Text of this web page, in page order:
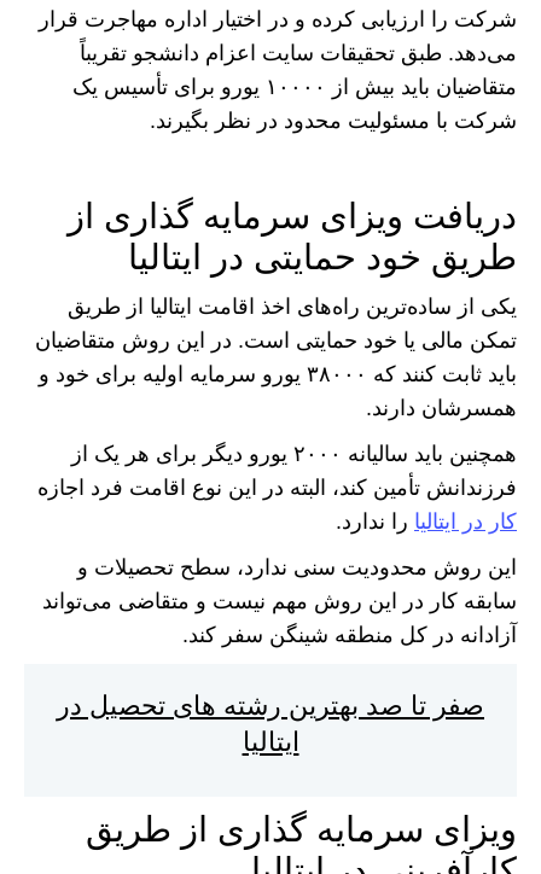
شرکت را ارزیابی کرده و در اختیار اداره مهاجرت قرار
می‌دهد. طبق تحقیقات سایت اعزام دانشجو تقریباً
متقاضیان باید بیش از ۱۰۰۰۰ یورو برای تأسیس یک
شرکت با مسئولیت محدود در نظر بگیرند.
دریافت ویزای سرمایه گذاری از
طریق خود حمایتی در ایتالیا
یکی از ساده‌ترین راه‌های اخذ اقامت ایتالیا از طریق
تمکن مالی یا خود حمایتی است. در این روش متقاضیان
باید ثابت کنند که ۳۸۰۰۰ یورو سرمایه اولیه برای خود و
همسرشان دارند.
همچنین باید سالیانه ۲۰۰۰ یورو دیگر برای هر یک از
فرزندانش تأمین کند، البته در این نوع اقامت فرد اجازه
کار در ایتالیا را ندارد.
این روش محدودیت سنی ندارد، سطح تحصیلات و
سابقه کار در این روش مهم نیست و متقاضی می‌تواند
آزادانه در کل منطقه شینگن سفر کند.
صفر تا صد بهترین رشته های تحصیل در
ایتالیا
ویزای سرمایه گذاری از طریق